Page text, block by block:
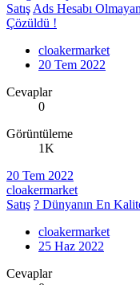
Satış Ads Hesabı
Çözüldü !
cloakermarket
20 Tem 2022
Cevaplar
0
Görüntüleme
1K
20 Tem 2022
cloakermarket
Satış ? Dünyanın En
cloakermarket
25 Haz 2022
Cevaplar